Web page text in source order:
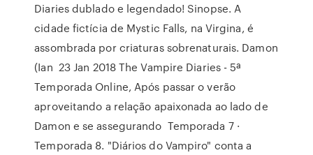
Diaries dublado e legendado! Sinopse. A
cidade fictícia de Mystic Falls, na Virgina, é
assombrada por criaturas sobrenaturais. Damon
(Ian 23 Jan 2018 The Vampire Diaries - 5ª
Temporada Online, Após passar o verão
aproveitando a relação apaixonada ao lado de
Damon e se assegurando Temporada 7 ·
Temporada 8. "Diários do Vampiro" conta a